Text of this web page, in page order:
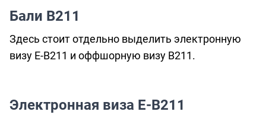
Бали B211
Здесь стоит отдельно выделить электронную
визу E-B211 и оффшорную визу B211.
Электронная виза E-B211